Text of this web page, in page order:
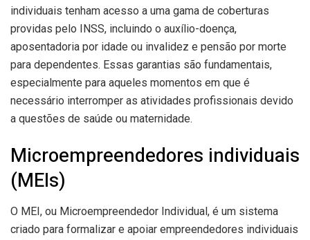
individuais tenham acesso a uma gama de coberturas
providas pelo INSS, incluindo o auxílio-doença,
aposentadoria por idade ou invalidez e pensão por morte
para dependentes. Essas garantias são fundamentais,
especialmente para aqueles momentos em que é
necessário interromper as atividades profissionais devido
a questões de saúde ou maternidade.
Microempreendedores individuais
(MEIs)
O MEI, ou Microempreendedor Individual, é um sistema
criado para formalizar e apoiar empreendedores individuais